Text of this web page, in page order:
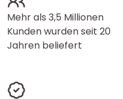
Mehr als 3,5 Millionen
Kunden wurden seit 20
Jahren beliefert